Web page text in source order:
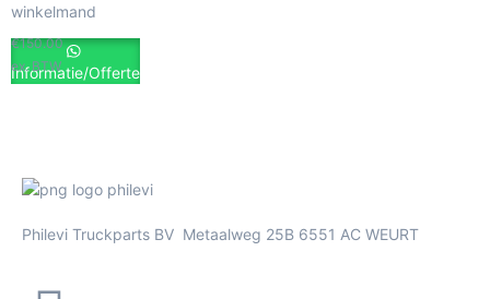
€150.00
ex. BTW
winkelmand
Informatie/Offerte
Philevi Truckparts BV Metaalweg 25B 6551 AC WEURT